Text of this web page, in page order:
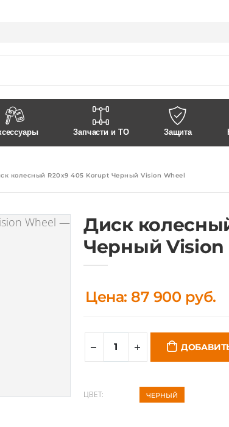
Запчасти и ТО Защита
колесный R20x9 405 Korupt Черный Vision Wheel
Диск
Черный Vision
Цена: 87 900 руб.
ЦВЕТ: ЧЕРНЫЙ